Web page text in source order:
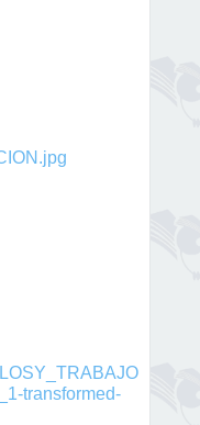
transformed-